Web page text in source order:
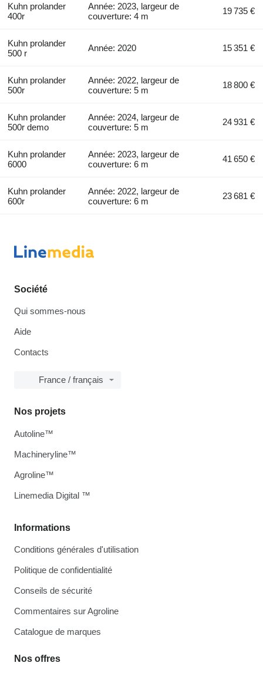
Kuhn prolander
400r
Année: 2023, largeur de
couverture: 4 m
19 735 €
Kuhn prolander
500 r
Année: 2020 15 351 €
Kuhn prolander
500r
Année: 2022, largeur de
couverture: 5 m
18 800 €
Kuhn prolander
500r demo
Année: 2024, largeur de
couverture: 5 m
24 931 €
Kuhn prolander
6000
Année: 2023, largeur de
couverture: 6 m
41 650 €
Kuhn prolander
600r
Année: 2022, largeur de
couverture: 6 m
23 681 €
Société
Qui sommes-nous
Aide
Contacts
France / français
Informations
Conditions générales d'utilisation
Politique de confidentialité
Conseils de sécurité
Commentaires sur Agroline
Catalogue de marques
Nos offres
Nos projets
Autoline™
Machineryline™
Agroline™
Linemedia Digital ™